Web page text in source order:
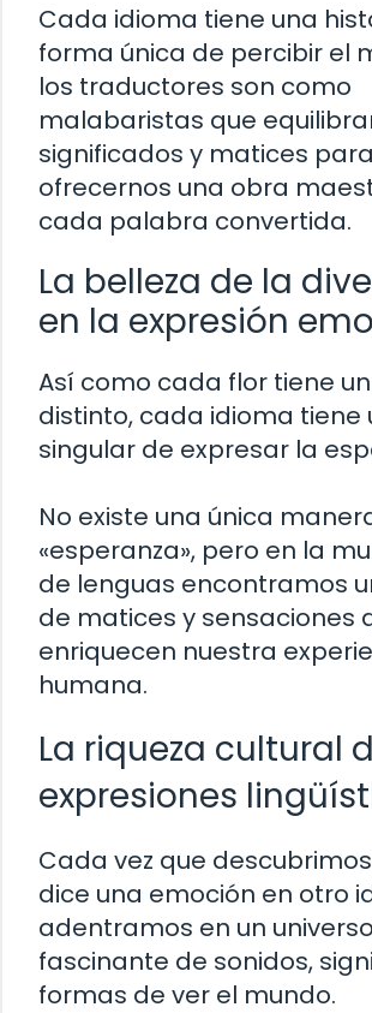
Cada idioma tiene una
forma única de percibir el
los traductores son como
malabaristas que
significados y matices para
ofrecernos una obra
cada palabra convertida.
La belleza de la
en la expresión
Así como cada flor tiene
distinto, cada idioma tiene
singular de expresar la
No existe una única
«esperanza», pero en la
de lenguas encontramos
de matices y sensaciones
enriquecen nuestra
humana.
La riqueza cultural
expresiones
Cada vez que
dice una emoción en otro
adentramos en un universo
fascinante de sonidos,
formas de ver el mundo.